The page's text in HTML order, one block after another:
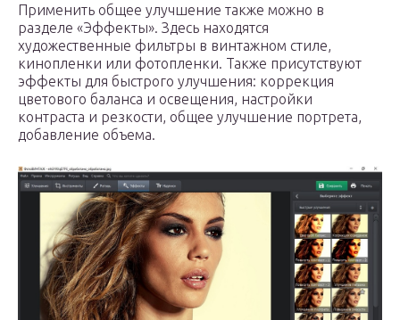
Применить общее улучшение также можно в
разделе «Эффекты». Здесь находятся
художественные фильтры в винтажном стиле,
кинопленки или фотопленки. Также присутствуют
эффекты для быстрого улучшения: коррекция
цветового баланса и освещения, настройки
контраста и резкости, общее улучшение портрета,
добавление объема.